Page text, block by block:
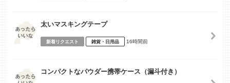
太いマスキングテープ
新着リクエスト 雑貨・日用品 16時間前
コンパクトなパウダー携帯ケース（漏斗付き）